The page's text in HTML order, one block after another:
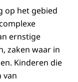
op het gebied
ernstige
zaken waar in
Kinderen die
van